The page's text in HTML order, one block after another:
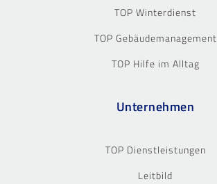
TOP Winterdienst
TOP Gebäudemanagement
TOP Hilfe im Alltag
Unternehmen
TOP Dienstleistungen
Leitbild